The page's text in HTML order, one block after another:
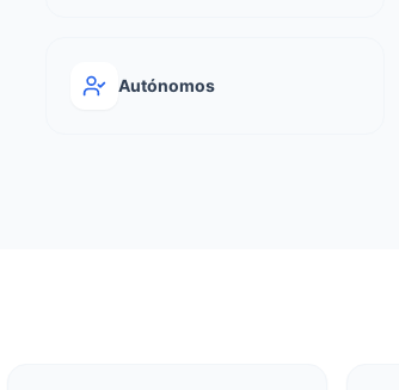
Autónomos